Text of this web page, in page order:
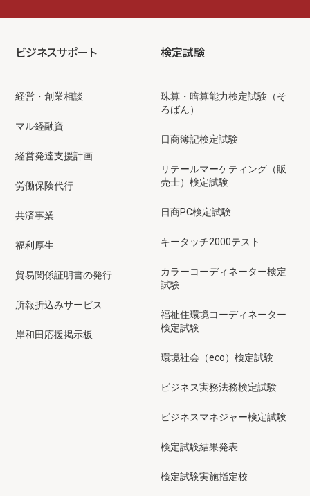
ビジネスサポート
経営・創業相談
マル経融資
経営発達支援計画
労働保険代行
共済事業
福利厚生
貿易関係証明書の発行
所報折込みサービス
岸和田応援掲示板
検定試験
珠算・暗算能力検定試験（そ
ろばん）
日商簿記検定試験
リテールマーケティング（販
売士）検定試験
日商PC検定試験
キータッチ2000テスト
カラーコーディネーター検定
試験
福祉住環境コーディネーター
検定試験
環境社会（eco）検定試験
ビジネス実務法務検定試験
ビジネスマネジャー検定試験
検定試験結果発表
検定試験実施指定校